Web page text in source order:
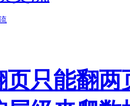
页只能翻